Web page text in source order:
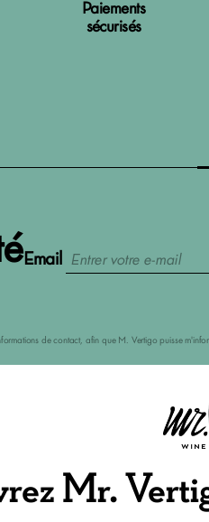
Paiements
sécurisés
Email
de contact, afin que M. Vertigo puisse
Mr.